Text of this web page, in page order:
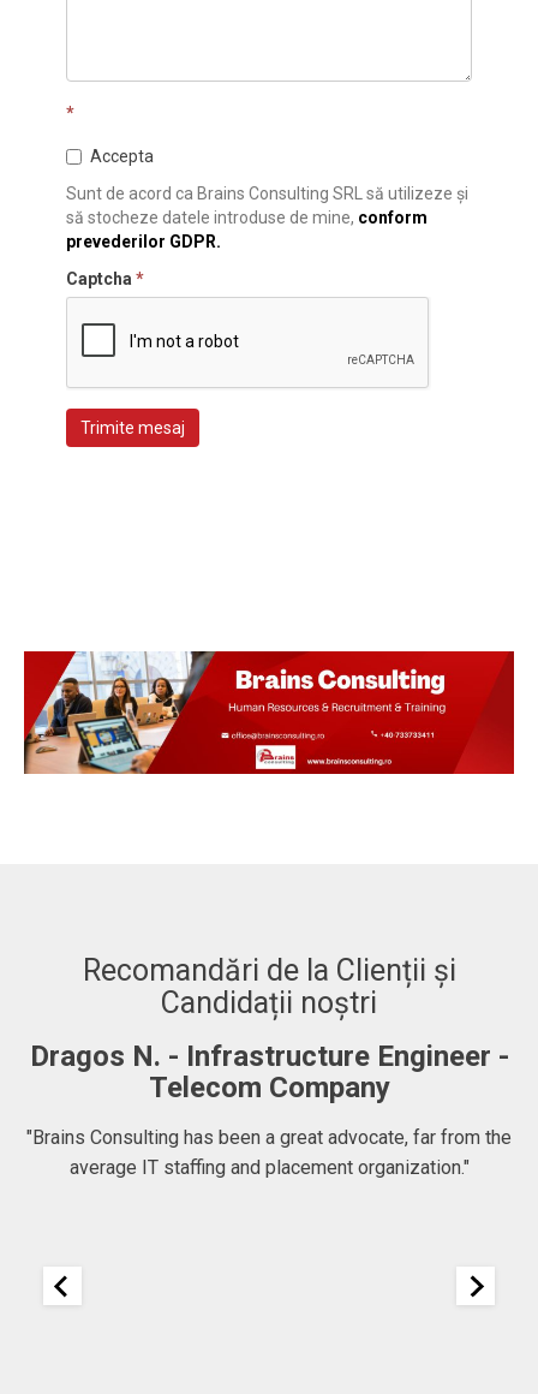
*
Accepta
Sunt de acord ca Brains Consulting SRL să utilizeze și
să stocheze datele introduse de mine, conform
prevederilor GDPR.
Captcha *
Trimite mesaj
Recomandări de la Clienții și
Candidații noștri
Dragos N. - Infrastructure Engineer -
Telecom Company
"Brains Consulting has been a great advocate, far from the
average IT staffing and placement organization."